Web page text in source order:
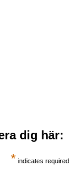
dig här:
* indicates required